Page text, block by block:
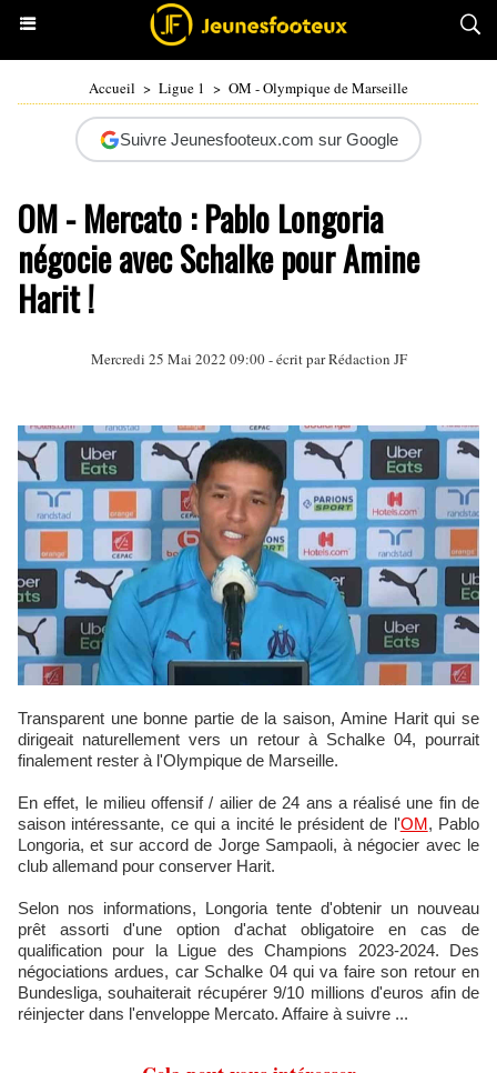
Accueil > Ligue 1 > OM - Olympique de Marseille
Suivre Jeunesfooteux.com sur Google
OM - Mercato : Pablo Longoria
négocie avec Schalke pour Amine
Harit !
Mercredi 25 Mai 2022 09:00 - écrit par Rédaction JF
Transparent une bonne partie de la saison, Amine Harit qui se
dirigeait naturellement vers un retour à Schalke 04, pourrait
finalement rester à l'Olympique de Marseille.
En effet, le milieu offensif / ailier de 24 ans a réalisé une fin de
saison intéressante, ce qui a incité le président de l'OM, Pablo
Longoria, et sur accord de Jorge Sampaoli, à négocier avec le
club allemand pour conserver Harit.
Selon nos informations, Longoria tente d'obtenir un nouveau
prêt assorti d'une option d'achat obligatoire en cas de
qualification pour la Ligue des Champions 2023-2024. Des
négociations ardues, car Schalke 04 qui va faire son retour en
Bundesliga, souhaiterait récupérer 9/10 millions d'euros afin de
réinjecter dans l'enveloppe Mercato. Affaire à suivre ...